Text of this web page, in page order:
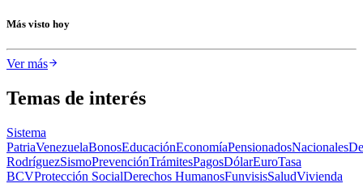
Más visto hoy
Ver más
Temas de interés
Sistema
PatriaVenezuelaBonosEducaciónEconomíaPensionadosNacionales
RodríguezSismoPrevenciónTrámitesPagosDólarEuroTasa
BCVProtección SocialDerechos HumanosFunvisisSaludVivienda